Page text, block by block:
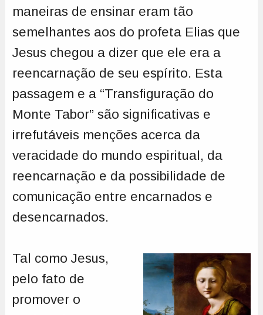
maneiras de ensinar eram tão
semelhantes aos do profeta Elias que
Jesus chegou a dizer que ele era a
reencarnação de seu espírito. Esta
passagem e a “Transfiguração do
Monte Tabor” são significativas e
irrefutáveis menções acerca da
veracidade do mundo espiritual, da
reencarnação e da possibilidade de
comunicação entre encarnados e
desencarnados.
Tal como Jesus,
pelo fato de
promover o